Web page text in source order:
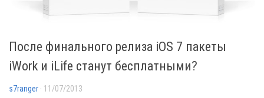
После финального релиза iOS 7 пакеты
iWork и iLife станут бесплатными?
s7ranger · 11/07/2013